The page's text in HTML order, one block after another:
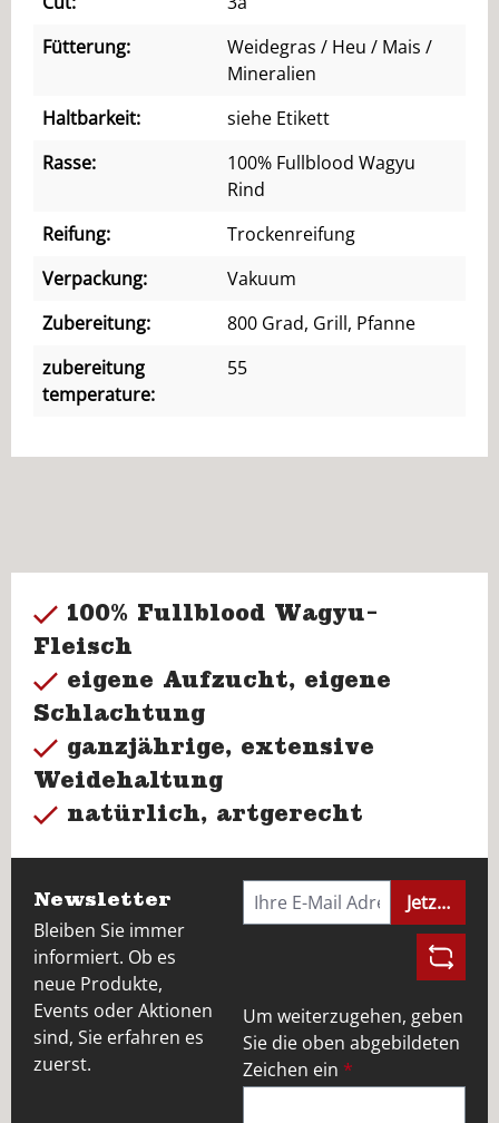
Fütterung:
Weidegras / Heu / Mais /
Mineralien
Haltbarkeit:
siehe Etikett
Rasse:
100% Fullblood Wagyu
Rind
Reifung:
Trockenreifung
Verpackung:
Vakuum
Zubereitung:
800 Grad, Grill, Pfanne
zubereitung
temperature:
55
100% Fullblood Wagyu-
Fleisch
eigene Aufzucht, eigene
Schlachtung
ganzjährige, extensive
Weidehaltung
natürlich, artgerecht
Newsletter
Bleiben Sie immer
informiert. Ob es
neue Produkte,
Events oder Aktionen
sind, Sie erfahren es
zuerst.
Jetzt
Um weiterzugehen, geben
Sie die oben abgebildeten
Zeichen ein *